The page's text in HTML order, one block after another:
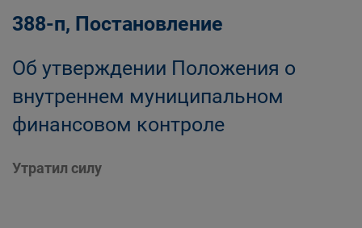
388-п, Постановление
Об утверждении Положения о
внутреннем муниципальном
финансовом контроле
Утратил силу